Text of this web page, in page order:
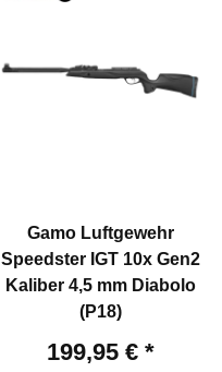
Gamo Luftgewehr
Speedster IGT 10x Gen2
Kaliber 4,5 mm Diabolo
(P18)
199,95 € *